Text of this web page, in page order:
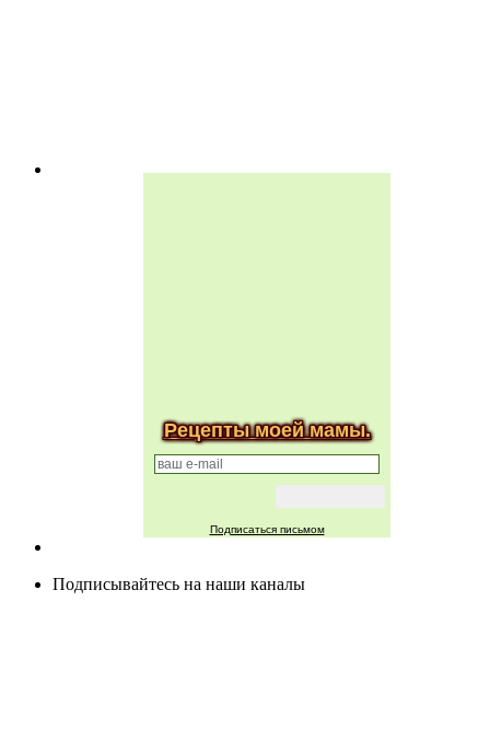
Рецепты моей мамы.
Подписаться письмом
Подписывайтесь на наши каналы